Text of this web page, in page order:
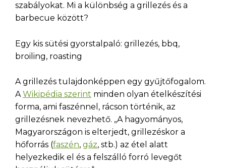
szabályokat. Mi a különbség a grillezés és a
barbecue között?
Egy kis sütési gyorstalpaló: grillezés, bbq,
broiling, roasting
A grillezés tulajdonképpen egy gyűjtőfogalom.
AWikipédia szerint minden olyan ételkészítési
forma, ami faszénnel, rácson történik, az
grillezésnek nevezhető. „A hagyományos,
Magyarországon is elterjedt, grillezéskor a
hőforrás (faszén, gáz, stb.) az étel alatt
helyezkedik el és a felszálló forró levegőt